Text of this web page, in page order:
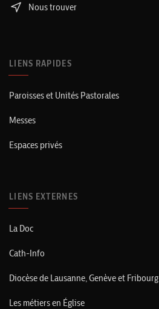
Nous trouver
LIENS RAPIDES
Paroisses et Unités Pastorales
Messes
Espaces privés
LIENS EXTERNES
La Doc
Cath-Info
Diocèse de Lausanne, Genève et Fribourg
Les métiers en Église